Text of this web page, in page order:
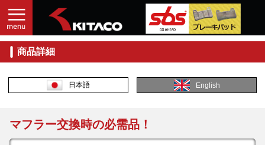
商品詳細
日本語 English
マフラー交換時の必需品！